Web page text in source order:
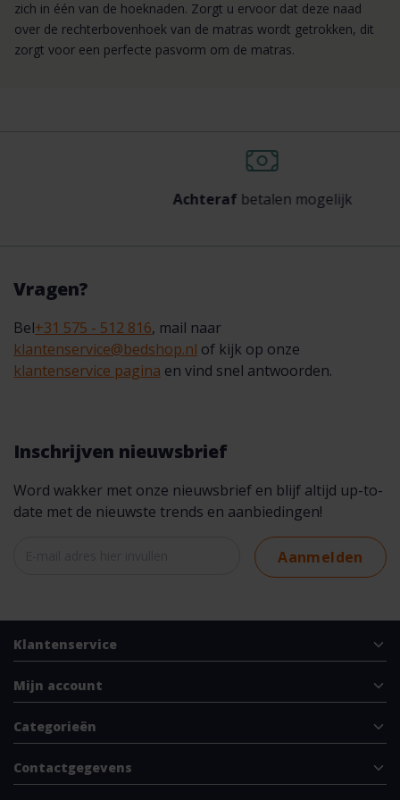
zich in één van de hoeknaden. Zorgt u ervoor dat deze naad
over de rechterbovenhoek van de matras wordt getrokken, dit
zorgt voor een perfecte pasvorm om de matras.
Achterafbetalen mogelijk
Vragen?
Bel+31 575 - 512 816, mail naar
klantenservice@bedshop.nl of kijk op onze
klantenservice pagina en vind snel antwoorden.
Inschrijven nieuwsbrief
Word wakker met onze nieuwsbrief en blijf altijd up-to-
date met de nieuwste trends en aanbiedingen!
Aanmelden
Klantenservice
Mijn account
Categorieën
Contactgegevens